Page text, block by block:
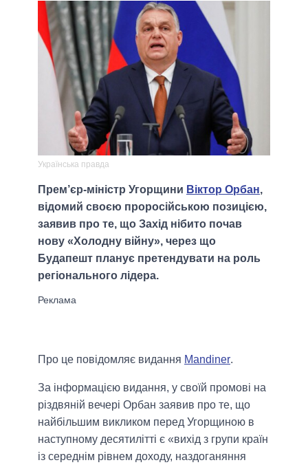
Українська правда
Прем’єр-міністр Угорщини Віктор Орбан,
відомий своєю проросійською позицією,
заявив про те, що Захід нібито почав
нову «Холодну війну», через що
Будапешт планує претендувати на роль
регіонального лідера.
Про це повідомляє видання Mandiner.
За інформацією видання, у своїй промові на
різдвяній вечері Орбан заявив про те, що
найбільшим викликом перед Угорщиною в
наступному десятилітті є «вихід з групи країн
із середнім рівнем доходу, наздоганяння